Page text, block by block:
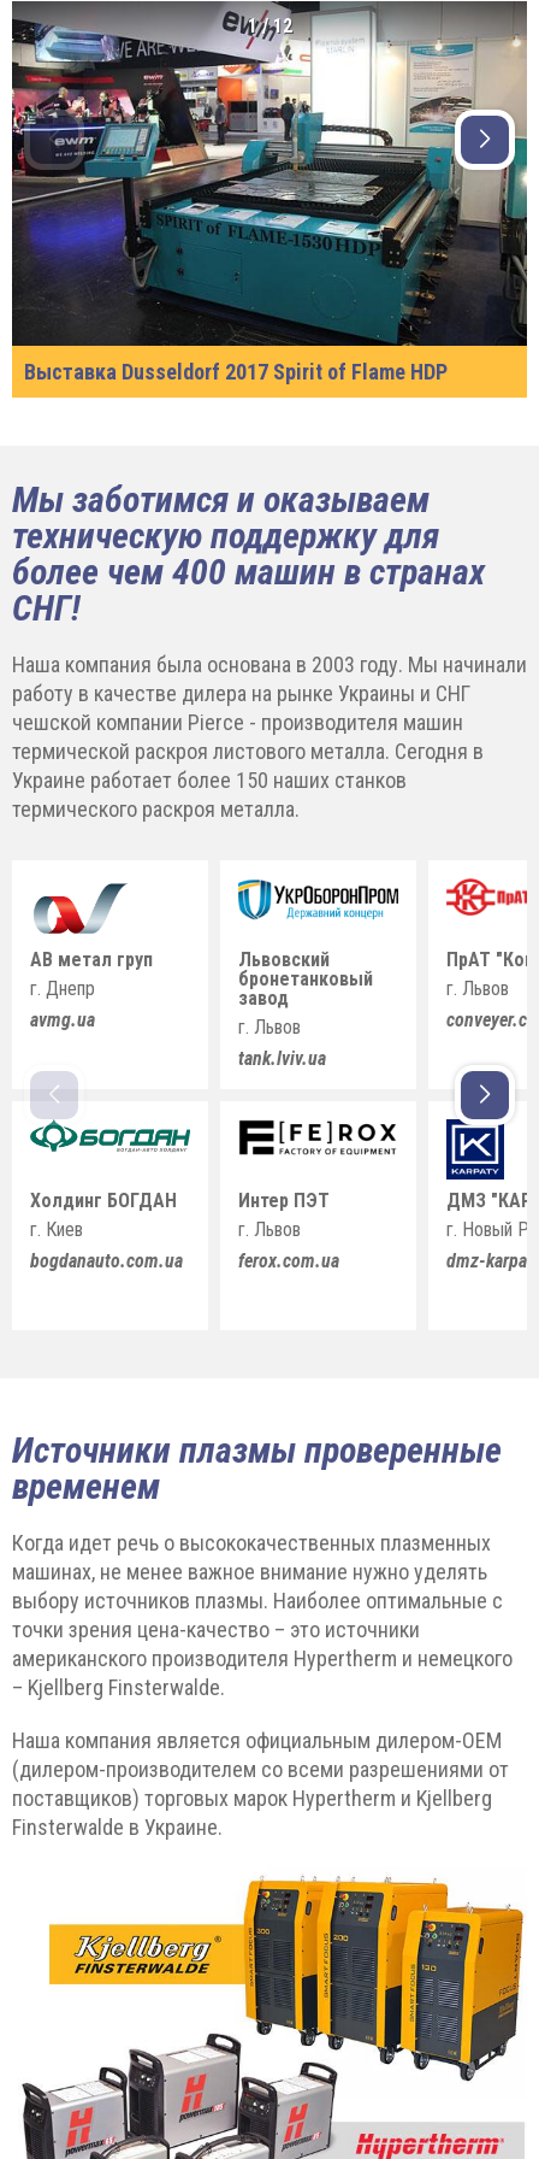
Выставка Dusseldorf 2017 Spirit of Flame HDP
1/12
Мы заботимся и оказываем
техническую поддержку для
более чем 400 машин в странах
СНГ!
Наша компания была основана в 2003 году. Мы начинали
работу в качестве дилера на рынке Украины и СНГ
чешской компании Pierce - производителя машин
термической раскроя листового металла. Сегодня в
Украине работает более 150 наших станков
термического раскроя металла.
АВ метал груп
г. Днепр
avmg.ua
Холдинг БОГДАН
г. Киев
bogdanauto.com.ua
Львовский
бронетанковый
завод
г. Львов
tank.lviv.ua
Интер ПЭТ
г. Львов
ferox.com.ua
ПрАТ
г. Львов
ДМЗ
г. Новый
dmz-
Источники плазмы проверенные
временем
Когда идет речь о высококачественных плазменных
машинах, не менее важное внимание нужно уделять
выбору источников плазмы. Наиболее оптимальные с
точки зрения цена-качество – это источники
американского производителя Hypertherm и немецкого
– Kjellberg Finsterwalde.
Наша компания является официальным дилером-ОЕМ
(дилером-производителем со всеми разрешениями от
поставщиков) торговых марок Hypertherm и Kjellberg
Finsterwalde в Украине.